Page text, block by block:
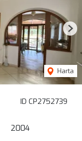
ID CP2752739
2004
Harta